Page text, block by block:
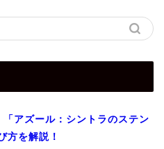
「アズール：シントラのステン
方を解説！